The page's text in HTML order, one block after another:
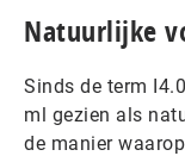
Natuurlijke
Sinds de term
ml gezien als
de manier